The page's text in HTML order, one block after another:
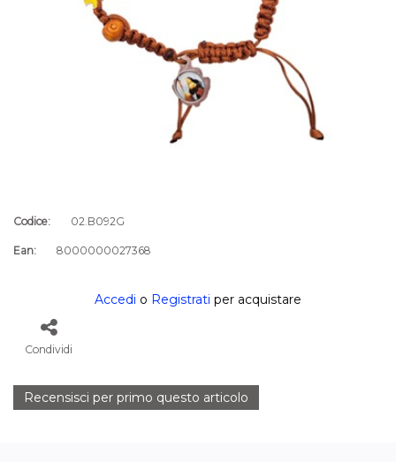
Codice: 02.B092G
Ean: 8000000027368
Accedi o Registrati per acquistare
Condividi
Recensisci per primo questo articolo